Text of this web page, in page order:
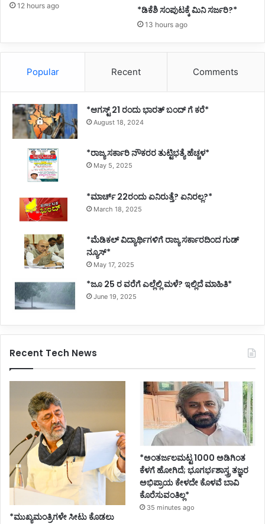
12 hours ago *ಡಿಕೆಶಿ ಸಂಪುಟಕ್ಕೆ ಮಿನಿ ಸರ್ಜರಿ?*
13 hours ago
Popular Recent Comments
*ಆಗಸ್ಟ್ 21 ರಂದು ಭಾರತ್‌ ಬಂದ್‌ ಗೆ ಕರೆ*
August 18, 2024
*ರಾಜ್ಯ ಸರ್ಕಾರಿ ನೌಕರರ ತುಟ್ಟಿಭತ್ಯೆ ಹೆಚ್ಚಳ*
May 5, 2025
*ಮಾರ್ಚ್ 22ರಂದು ಏನಿರುತ್ತೆ? ಏನಿರಲ್ಲ?*
March 18, 2025
*ಮೆಡಿಕಲ್ ವಿದ್ಯಾರ್ಥಿಗಳಿಗೆ ರಾಜ್ಯ ಸರ್ಕಾರದಿಂದ ಗುಡ್
ನ್ಯೂಸ್*
May 17, 2025
*ಜೂ 25 ರ ವರೆಗೆ ಎಲ್ಲೆಲ್ಲಿ ಮಳೆ? ಇಲ್ಲಿದೆ ಮಾಹಿತಿ*
June 19, 2025
Recent Tech News
*ಮುಖ್ಯಮಂತ್ರಿಗಳೇ ಸೀಟು ಕೊಡಲು
*ಅಂತರ್ಜಲಮಟ್ಟ 1000 ಅಡಿಗಿಂತ
ಕೆಳಗೆ ಹೋಗಿದೆ; ಭೂಗರ್ಭಶಾಸ್ತ್ರ ತಜ್ಞರ
ಅಭಿಪ್ರಾಯ ಕೇಳದೇ ಕೊಳವೆ ಬಾವಿ
ಕೊರೆಸುವಂತಿಲ್ಲ*
35 minutes ago